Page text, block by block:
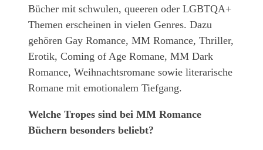
Bücher mit schwulen, queeren oder LGBTQA+
Themen erscheinen in vielen Genres. Dazu
gehören Gay Romance, MM Romance, Thriller,
Erotik, Coming of Age Romane, MM Dark
Romance, Weihnachtsromane sowie literarische
Romane mit emotionalem Tiefgang.
Welche Tropes sind bei MM Romance
Büchern besonders beliebt?